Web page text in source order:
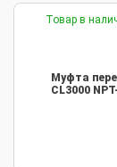
Товар в
Муфта
CL3000